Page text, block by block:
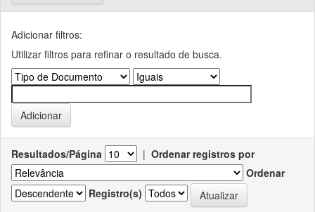
Adicionar filtros:
Utilizar filtros para refinar o resultado de busca.
Resultados/Página | Ordenar registros por
Ordenar
Registro(s)